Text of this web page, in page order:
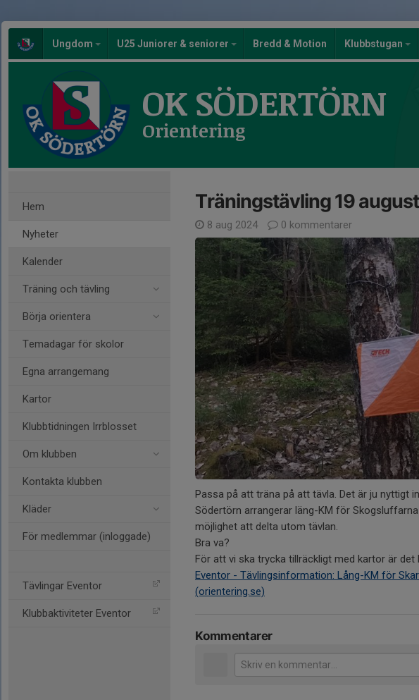
Ungdom U25 Juniorer & seniorer Bredd & Motion Klubbstugan
OK SÖDERTÖRN
Orientering
Hem
Nyheter
Kalender
Träning och tävling
Börja orientera
Temadagar för skolor
Egna arrangemang
Kartor
Klubbtidningen Irrblosset
Om klubben
Kontakta klubben
Kläder
För medlemmar (inloggade)
Tävlingar Eventor
Klubbaktiviteter Eventor
Träningstävling 19
8 aug 2024 0 kommentarer
Passa på att träna på att tävla. Det är ju nyttigt
Södertörn arrangerar läng-KM för
möjlighet att delta utom tävlan.
Bra va?
För att vi ska trycka tillräckligt med kartor är
Eventor - Tävlingsinformation: Lång-KM för
(orientering.se)
Kommentarer